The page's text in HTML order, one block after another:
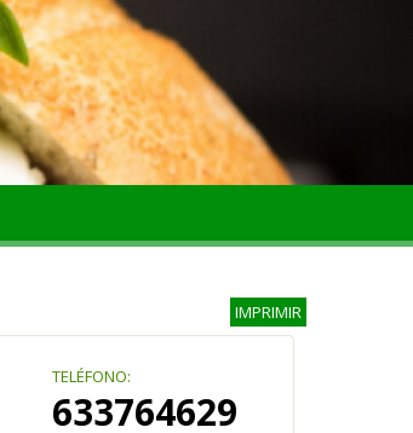
IMPRIMIR
TELÉFONO:
633764629